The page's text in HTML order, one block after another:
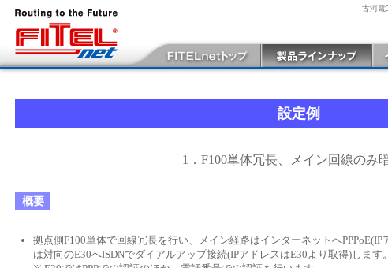
古河電
設定例
1．F100単体冗長、メイン回線のみ
概要
拠点側F100単体で回線冗長を行い、メイン経路はインターネットへ
は対向のE30へISDNでダイアルアップ接続(IPアドレスはE30より取得)します。